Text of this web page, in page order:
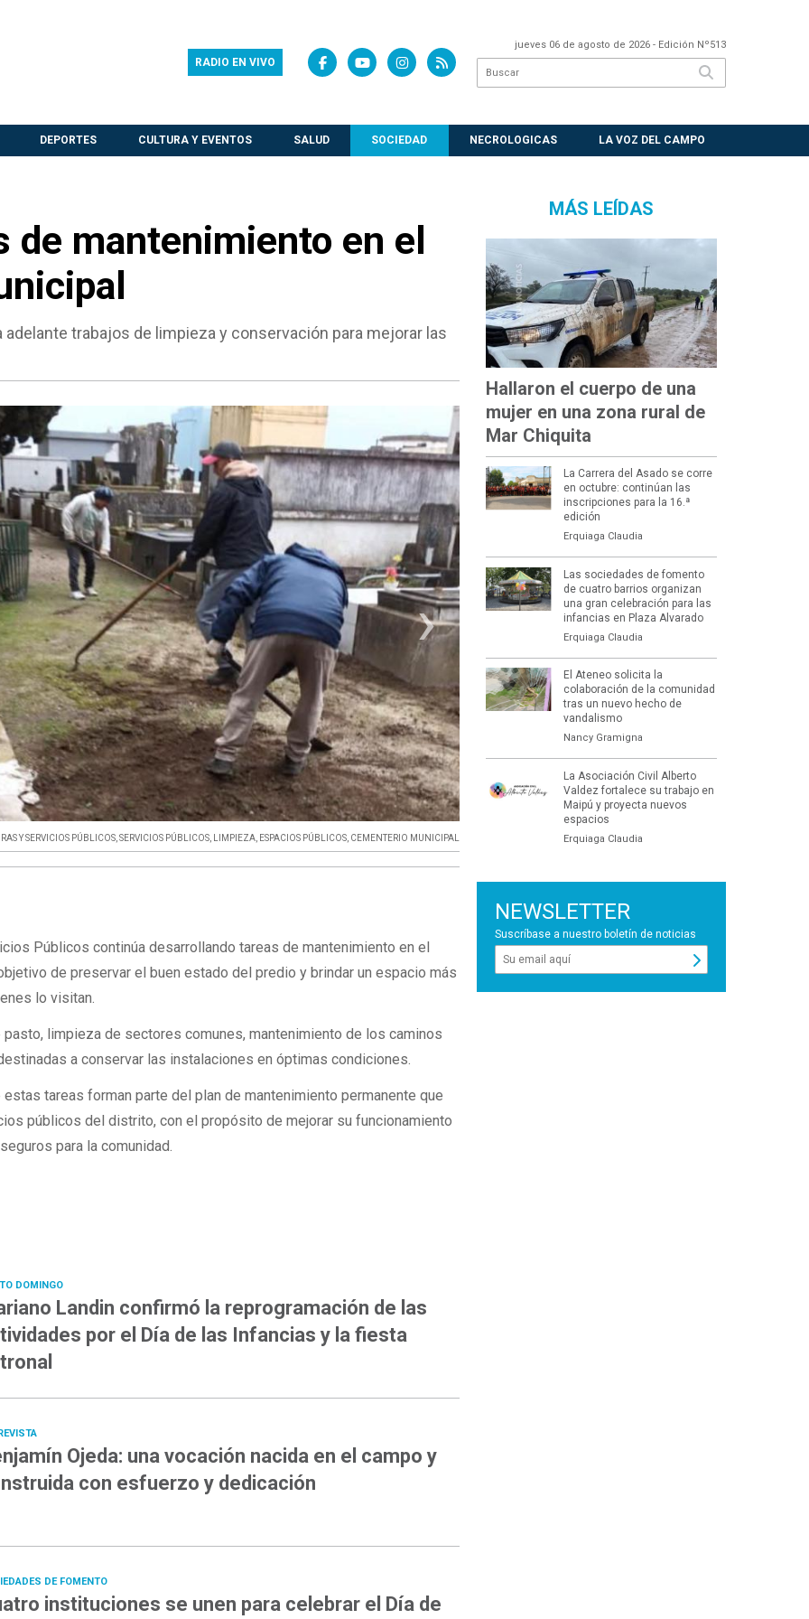
RADIO EN VIVO
jueves 06 de agosto de 2026 - Edición Nº513
DEPORTES CULTURA Y EVENTOS SALUD SOCIEDAD NECROLOGICAS LA VOZ DEL CAMPO
de mantenimiento en el
trabajos de limpieza y conservación para mejorar las
›
Y SERVICIOS PÚBLICOS,SERVICIOS PÚBLICOS, LIMPIEZA, ESPACIOS PÚBLICOS, CEMENTERIO MUNICIPAL
Públicos continúa desarrollando tareas de mantenimiento en el
de preservar el buen estado del predio y brindar un espacio más
lo visitan.
limpieza de sectores comunes, mantenimiento de los caminos
a conservar las instalaciones en óptimas condiciones.
tareas forman parte del plan de mantenimiento permanente que
públicos del distrito, con el propósito de mejorar su funcionamiento
para la comunidad.
DOMINGO
Landin confirmó la reprogramación de las
por el Día de las Infancias y la fiesta
Ojeda: una vocación nacida en el campo y
con esfuerzo y dedicación
DE FOMENTO
instituciones se unen para celebrar el Día de
MÁS LEÍDAS
Hallaron el cuerpo de una
mujer en una zona rural de
Mar Chiquita
La Carrera del Asado se corre
en octubre: continúan las
inscripciones para la 16.ª
edición
Erquiaga Claudia
Las sociedades de fomento
de cuatro barrios organizan
una gran celebración para las
infancias en Plaza Alvarado
Erquiaga Claudia
El Ateneo solicita la
colaboración de la comunidad
tras un nuevo hecho de
vandalismo
Nancy Gramigna
La Asociación Civil Alberto
Valdez fortalece su trabajo en
Maipú y proyecta nuevos
espacios
Erquiaga Claudia
NEWSLETTER
Suscríbase a nuestro boletín de noticias